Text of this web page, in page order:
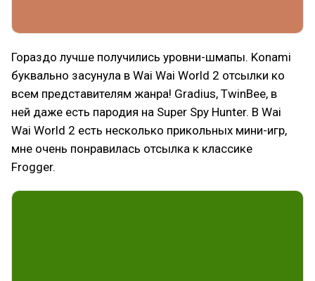
Гораздо лучше получились уровни-шмапы. Konami
буквально засунула в Wai Wai World 2 отсылки ко
всем представителям жанра! Gradius, TwinBee, в
ней даже есть пародия на Super Spy Hunter. В Wai
Wai World 2 есть несколько прикольных мини-игр,
мне очень понравилась отсылка к классике
Frogger.